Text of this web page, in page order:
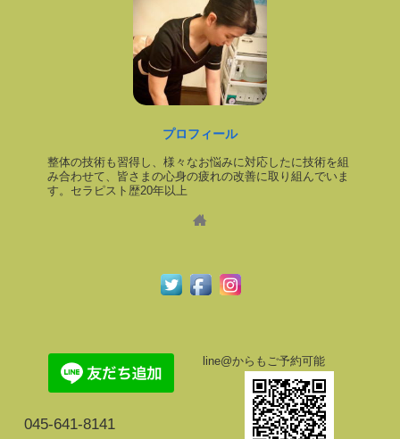
プロフィール
整体の技術も習得し、様々なお悩みに対応したに技術を組
み合わせて、皆さまの心身の疲れの改善に取り組んでいま
す。セラピスト歴20年以上
045-641-8141
line@からもご予約可能